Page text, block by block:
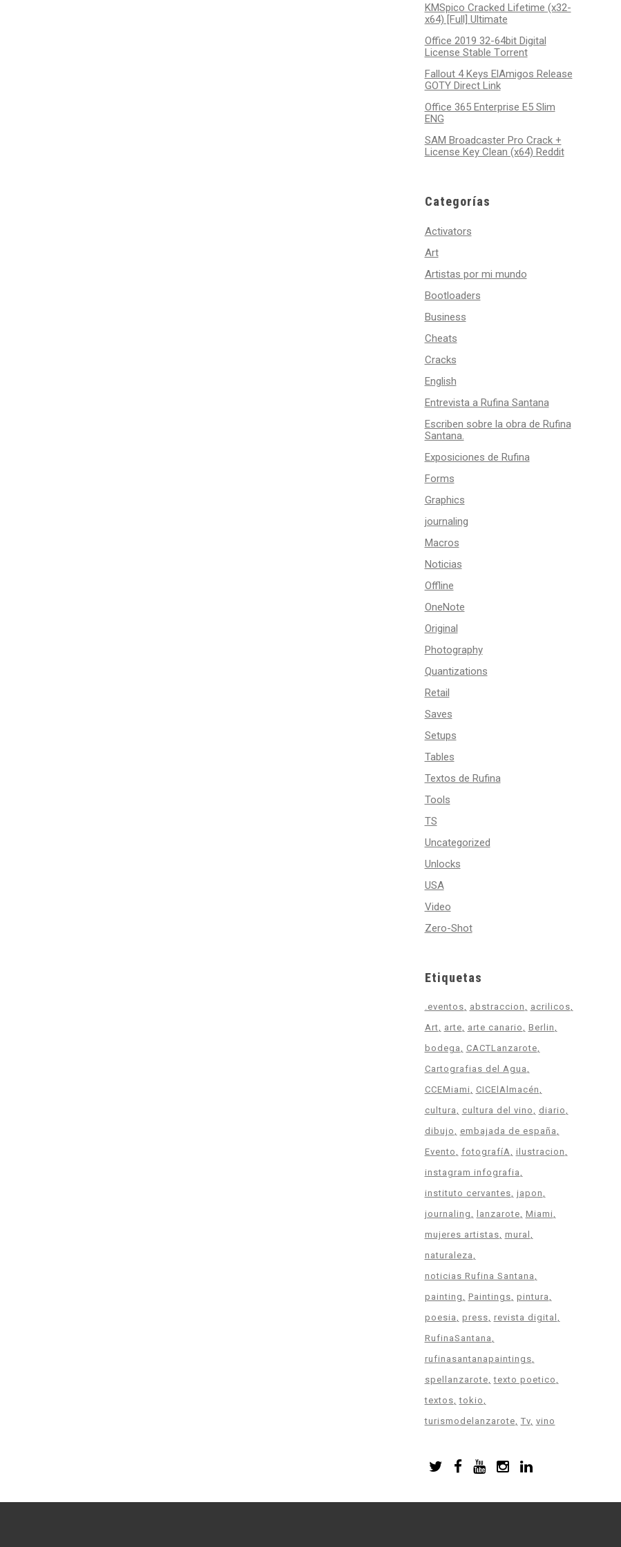
KMSpico Cracked Lifetime (x32-
x64) [Full] Ultimate
Office 2019 32-64bit Digital
License Stable Tоrrеnt
Fallout 4 Keys ElAmigos Release
GOTY Direct Link
Office 365 Enterprise E5 Slim
ENG
SAM Broadcaster Pro Crack +
License Key Clean (x64) Reddit
Categorías
Activators
Art
Artistas por mi mundo
Bootloaders
Business
Cheats
Cracks
English
Entrevista a Rufina Santana
Escriben sobre la obra de Rufina
Santana.
Exposiciones de Rufina
Forms
Graphics
journaling
Macros
Noticias
Offline
OneNote
Original
Photography
Quantizations
Retail
Saves
Setups
Tables
Textos de Rufina
Tools
TS
Uncategorized
Unlocks
USA
Video
Zero-Shot
Etiquetas
.eventos abstraccion
acrilicos
Art
arte arte canario
Berlin
bodega
CACTLanzarote
Cartografias del Agua
CCEMiami
CICElAlmacén
cultura
cultura del vino
diario
dibujo
embajada de españa
Evento
fotografíA ilustracion
instagram infografia
instituto cervantes japon
journaling
lanzarote Miami
mujeres artistas mural
naturaleza
noticias Rufina Santana
painting
Paintings pintura
poesia
press revista digital
RufinaSantana
rufinasantanapaintings
spellanzarote texto poetico
textos tokio
turismodelanzarote Tv vino